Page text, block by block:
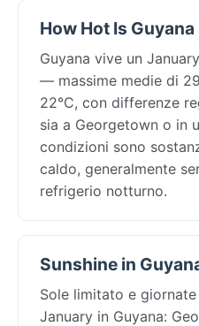
How Hot Is
Guyana vive un
— massime medie di
22°C, con differenze
sia a Georgetown o in
condizioni sono
caldo, generalmente
refrigerio notturno.
Sunshine in
Sole limitato e
January in Guyana: